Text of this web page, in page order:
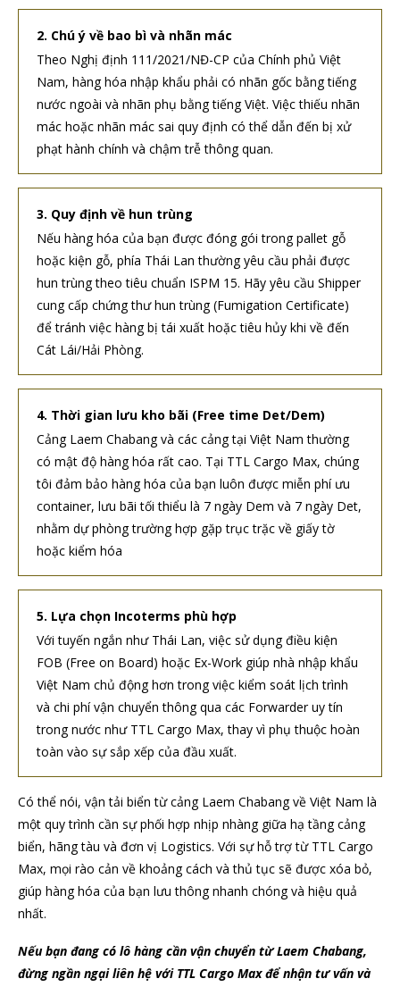
2. Chú ý về bao bì và nhãn mác
Theo Nghị định 111/2021/NĐ-CP của Chính phủ Việt
Nam, hàng hóa nhập khẩu phải có nhãn gốc bằng tiếng
nước ngoài và nhãn phụ bằng tiếng Việt. Việc thiếu nhãn
mác hoặc nhãn mác sai quy định có thể dẫn đến bị xử
phạt hành chính và chậm trễ thông quan.
3. Quy định về hun trùng
Nếu hàng hóa của bạn được đóng gói trong pallet gỗ
hoặc kiện gỗ, phía Thái Lan thường yêu cầu phải được
hun trùng theo tiêu chuẩn ISPM 15. Hãy yêu cầu Shipper
cung cấp chứng thư hun trùng (Fumigation Certificate)
để tránh việc hàng bị tái xuất hoặc tiêu hủy khi về đến
Cát Lái/Hải Phòng.
4. Thời gian lưu kho bãi (Free time Det/Dem)
Cảng Laem Chabang và các cảng tại Việt Nam thường
có mật độ hàng hóa rất cao. Tại TTL Cargo Max, chúng
tôi đảm bảo hàng hóa của bạn luôn được miễn phí ưu
container, lưu bãi tối thiểu là 7 ngày Dem và 7 ngày Det,
nhằm dự phòng trường hợp gặp trục trặc về giấy tờ
hoặc kiểm hóa
5. Lựa chọn Incoterms phù hợp
Với tuyến ngắn như Thái Lan, việc sử dụng điều kiện
FOB (Free on Board) hoặc Ex-Work giúp nhà nhập khẩu
Việt Nam chủ động hơn trong việc kiểm soát lịch trình
và chi phí vận chuyển thông qua các Forwarder uy tín
trong nước như TTL Cargo Max, thay vì phụ thuộc hoàn
toàn vào sự sắp xếp của đầu xuất.
Có thể nói, vận tải biển từ cảng Laem Chabang về Việt Nam là
một quy trình cần sự phối hợp nhịp nhàng giữa hạ tầng cảng
biển, hãng tàu và đơn vị Logistics. Với sự hỗ trợ từ TTL Cargo
Max, mọi rào cản về khoảng cách và thủ tục sẽ được xóa bỏ,
giúp hàng hóa của bạn lưu thông nhanh chóng và hiệu quả
nhất.
Nếu bạn đang có lô hàng cần vận chuyển từ Laem Chabang,
đừng ngần ngại liên hệ với TTL Cargo Max để nhận tư vấn và